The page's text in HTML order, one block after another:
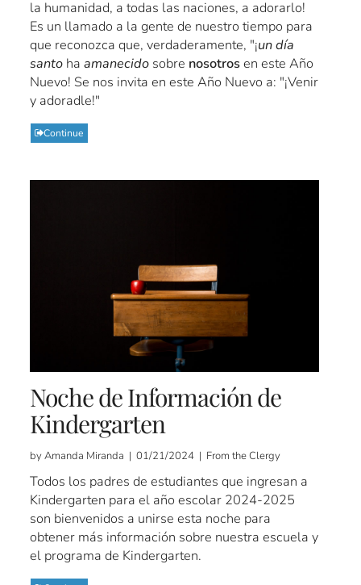
la humanidad, a todas las naciones, a adorarlo!
Es un llamado a la gente de nuestro tiempo para
que reconozca que, verdaderamente, "¡un día
santo haamanecido sobre nosotrosen este Año
Nuevo! Se nos invita en este Año Nuevo a: "¡Venir
y adoradle!"
Continue
Noche de Información de
Kindergarten
by Amanda Miranda | 01/21/2024 | From the Clergy
Todos los padres de estudiantes que ingresan a
Kindergarten para el año escolar 2024-2025
son bienvenidos a unirse esta noche para
obtener más información sobre nuestra escuela y
el programa de Kindergarten.